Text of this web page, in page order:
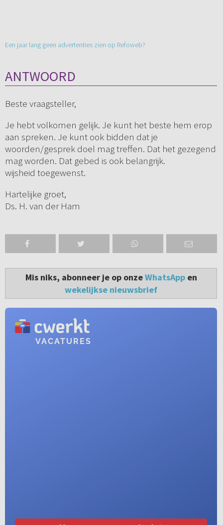
Een jaar lang geen advertenties zien op Refoweb?
ANTWOORD
Beste vraagsteller,
Je hebt volkomen gelijk. Je kunt het beste hem erop
aan spreken. Je kunt ook bidden dat je
woorden/gesprek doel mag treffen. Dat het gezegend
mag worden. Dat gebed is ook belangrijk.
wijsheid toegewenst.
Hartelijke groet,
Ds. H. van der Ham
Mis niks, abonneer je op onzeWhatsAppen
wekelijkse nieuwsbrief